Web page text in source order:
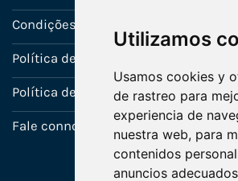
Utilizamos
Usamos cookies y
de rastreo para
experiencia de
nuestra web, para
contenidos
anuncios
Condições de venda
Política de Garantia
Política de utilização de cookies
Fale connosco